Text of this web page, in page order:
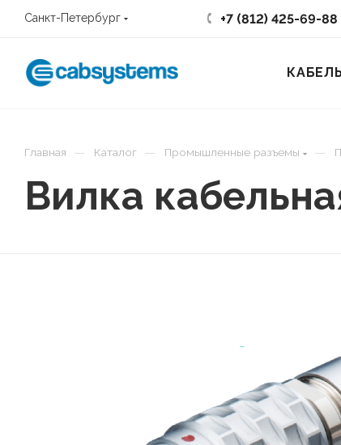
Санкт-Петербург +7 (812) 425-69-88
Главная — Каталог — Промышленные разъемы —
Вилка